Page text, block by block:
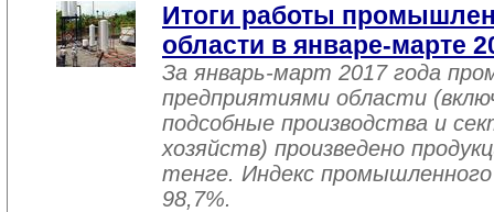
Итоги работы
области в январе-марте
За январь-март 2017 года
предприятиями области
подсобные производства и
хозяйств) произведено
тенге. Индекс
98,7%.